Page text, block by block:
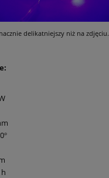
delikatniejszy niż na zdjęciu.
°